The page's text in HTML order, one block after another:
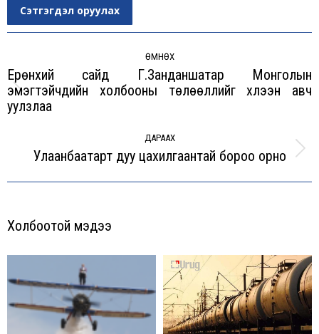
Сэтгэгдэл оруулах
ӨМНӨХ
Previous
Ерөнхий сайд Г.Занданшатар Монголын
эмэгтэйчүүдийн холбооны төлөөллийг хүлээн авч
уулзлаа
ДАРААХ
Next
Улаанбаатарт дуу цахилгаантай бороо орно
Холбоотой мэдээ